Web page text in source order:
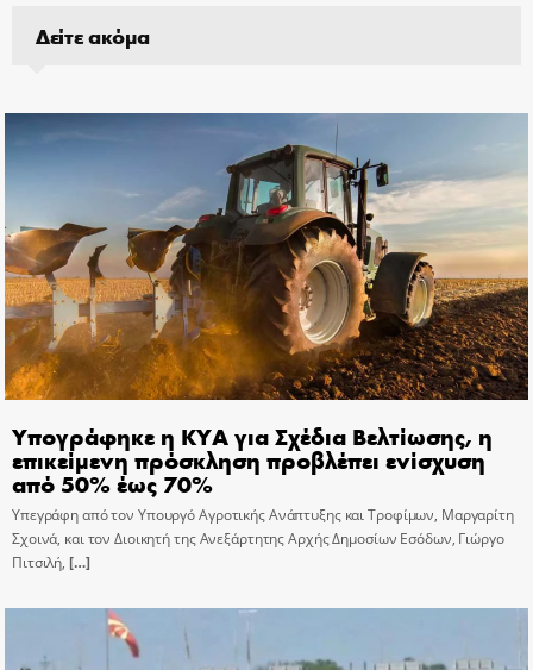
Δείτε ακόμα
Υπογράφηκε η ΚΥΑ για Σχέδια Βελτίωσης, η
επικείμενη πρόσκληση προβλέπει ενίσχυση
από 50% έως 70%
Υπεγράφη από τον Υπουργό Αγροτικής Ανάπτυξης και Τροφίμων, Μαργαρίτη
Σχοινά, και τον Διοικητή της Ανεξάρτητης Αρχής Δημοσίων Εσόδων, Γιώργο
Πιτσιλή, […]